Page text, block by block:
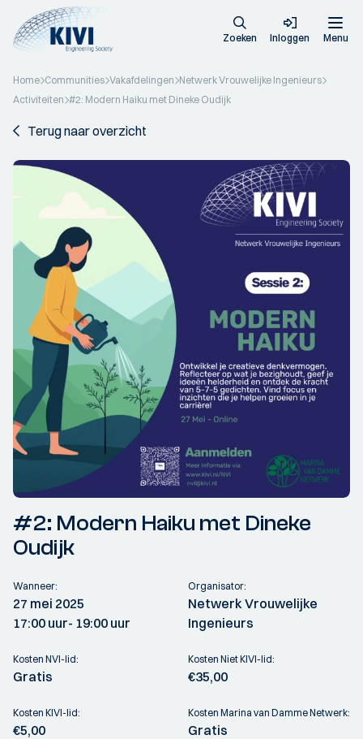
Zoeken Inloggen Menu
Home Communities Vakafdelingen Netwerk Vrouwelijke Ingenieurs
Activiteiten #2: Modern Haiku met Dineke Oudijk
Terug naar overzicht
#2: Modern Haiku met Dineke
Oudijk
Wanneer:
27 mei 2025
17:00 uur- 19:00 uur
Organisator:
Netwerk Vrouwelijke
Ingenieurs
Kosten NVI-lid:
Gratis
Kosten Niet KIVI-lid:
€35,00
Kosten KIVI-lid:
€5,00
Kosten Marina van Damme Netwerk:
Gratis